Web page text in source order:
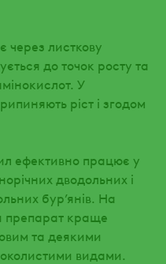
листкову
до точок росту та
У
ріст і згодом
ефективно працює у
дводольних і
бур’янів. На
препарат краще
та деякими
видами.